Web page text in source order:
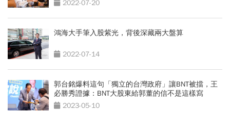
2022-07-20
鴻海大手筆入股紫光，背後深藏兩大盤算
2022-07-14
郭台銘爆料這句「獨立的台灣政府」讓BNT被擋，王
必勝秀證據：BNT大股東給郭董的信不是這樣寫
2023-05-10